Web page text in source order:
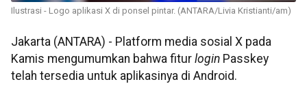
Ilustrasi - Logo aplikasi X di ponsel pintar. (ANTARA/Livia Kristianti/am)
Jakarta (ANTARA) - Platform media sosial X pada
Kamis mengumumkan bahwa fitur login Passkey
telah tersedia untuk aplikasinya di Android.